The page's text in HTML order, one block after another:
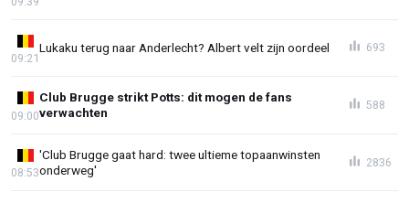
Lukaku terug naar Anderlecht? Albert velt zijn oordeel
09:21
693
Club Brugge strikt Potts: dit mogen de fans
verwachten
09:00
588
'Club Brugge gaat hard: twee ultieme topaanwinsten
onderweg'
08:53
2836